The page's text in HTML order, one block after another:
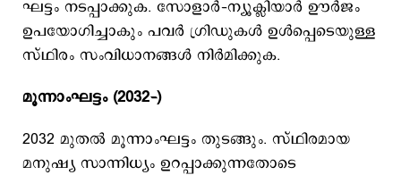
ഘട്ടം നടപ്പാക്കുക. സോളാര്‍–ന്യൂക്ലിയാര്‍ ഊര്‍ജം
ഉപയോഗിച്ചാകും പവര്‍ ഗ്രിഡുകള്‍ ഉള്‍പ്പെടെയുള്ള
സ്ഥിരം സംവിധാനങ്ങള്‍ നിര്‍മിക്കുക.
മൂന്നാംഘട്ടം (2032–)
2032 മുതല്‍ മൂന്നാംഘട്ടം തുടങ്ങും. സ്ഥിരമായ
മനുഷ്യ സാന്നിധ്യം ഉറപ്പാക്കുന്നതോടെ